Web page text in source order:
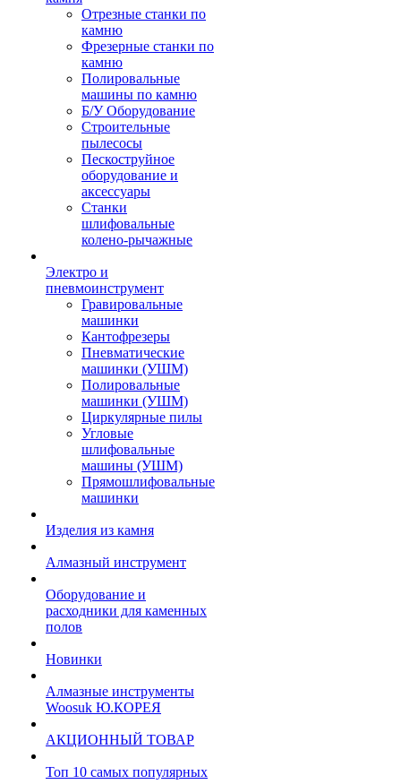
Отрезные станки по
камню
Фрезерные станки по
камню
Полировальные
машины по камню
Б/У Оборудование
Строительные
пылесосы
Пескоструйное
оборудование и
аксессуары
Станки
шлифовальные
колено-рычажные
Электро и
пневмоинструмент
Гравировальные
машинки
Кантофрезеры
Пневматические
машинки (УШМ)
Полировальные
машинки (УШМ)
Циркулярные пилы
Угловые
шлифовальные
машины (УШМ)
Прямошлифовальные
машинки
Изделия из камня
Алмазный инструмент
Оборудование и
расходники для каменных
полов
Новинки
Алмазные инструменты
Woosuk Ю.КОРЕЯ
АКЦИОННЫЙ ТОВАР
Топ 10 самых популярных